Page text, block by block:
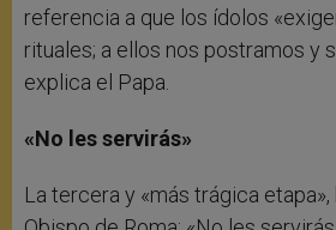
referencia a que los ídolos
rituales; a ellos nos postramos y
explica el Papa.
«No les servirás»
La tercera y «más trágica etapa»,